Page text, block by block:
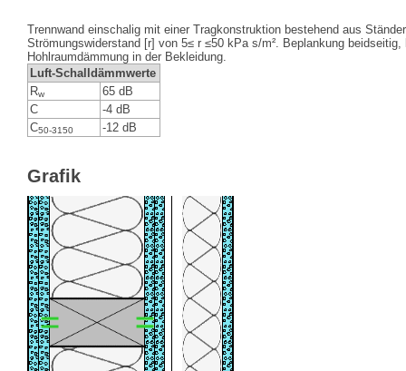
Trennwand einschalig mit einer Tragkonstruktion bestehend aus
Strömungswiderstand [r] von 5≤ r ≤50 kPa s/m². Beplankung
Hohlraumdämmung in der Bekleidung.
Luft-Schalldämmwerte
Rw
65 dB
C
-4 dB
C50-3150 -12 dB
Grafik